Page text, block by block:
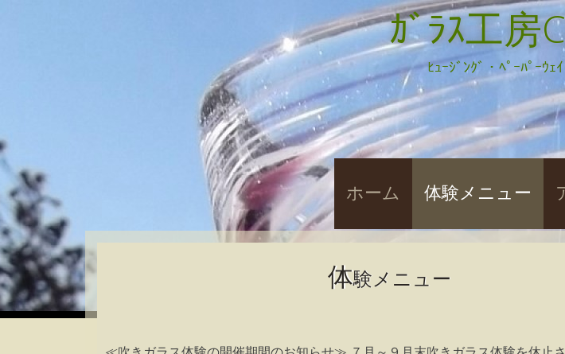
ｶﾞﾗｽ工房
ﾋｭｰｼﾞﾝｸﾞ・ﾍﾟｰﾊﾟｰｳｪ
Skip
ホーム 体験メニュー
体験メニュー